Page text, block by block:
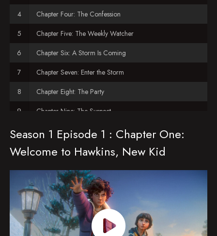
Chapter Four: The Confession
Chapter Five: The Weekly Watcher
Chapter Six: A Storm Is Coming
Chapter Seven: Enter the Storm
Chapter Eight: The Party
Chapter Nine: The Suspect
Chapter Ten: Countdown
Season 1 Episode 1 : Chapter One:
Welcome to Hawkins, New Kid